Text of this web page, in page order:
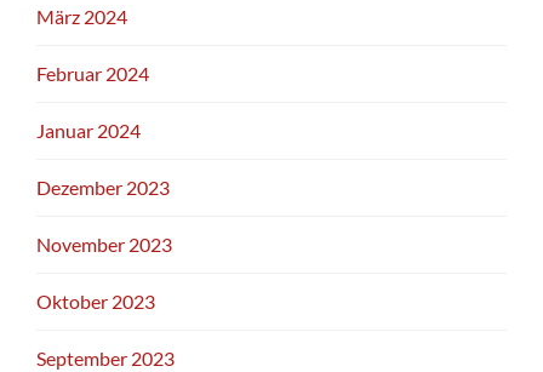
März 2024
Februar 2024
Januar 2024
Dezember 2023
November 2023
Oktober 2023
September 2023